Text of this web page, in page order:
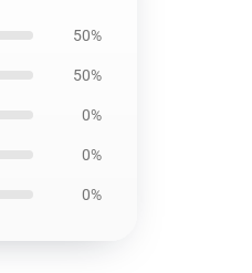
50%
50%
0%
0%
0%